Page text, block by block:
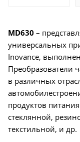
MD630 –
универсальных
Inovance,
Преобразователи
в различных
продуктов
стеклянной,
текстильной, и др.